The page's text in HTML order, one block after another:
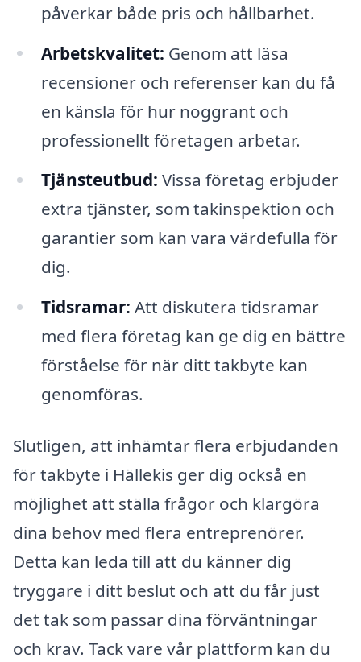
påverkar både pris och hållbarhet.
Arbetskvalitet: Genom att läsa
recensioner och referenser kan du få
en känsla för hur noggrant och
professionellt företagen arbetar.
Tjänsteutbud: Vissa företag erbjuder
extra tjänster, som takinspektion och
garantier som kan vara värdefulla för
dig.
Tidsramar: Att diskutera tidsramar
med flera företag kan ge dig en bättre
förståelse för när ditt takbyte kan
genomföras.
Slutligen, att inhämtar flera erbjudanden
för takbyte i Hällekis ger dig också en
möjlighet att ställa frågor och klargöra
dina behov med flera entreprenörer.
Detta kan leda till att du känner dig
tryggare i ditt beslut och att du får just
det tak som passar dina förväntningar
och krav. Tack vare vår plattform kan du